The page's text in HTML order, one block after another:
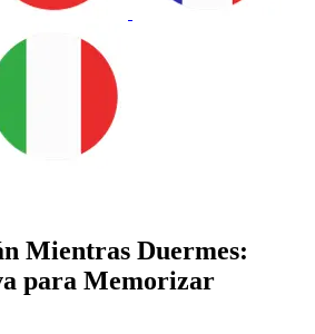
Mientras Duermes:
para Memorizar